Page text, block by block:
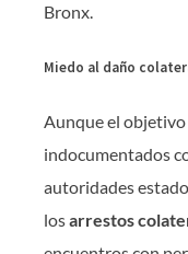
Bronx.
Miedo al daño
Aunque el objetivo
indocumentados
autoridades
losarrestos